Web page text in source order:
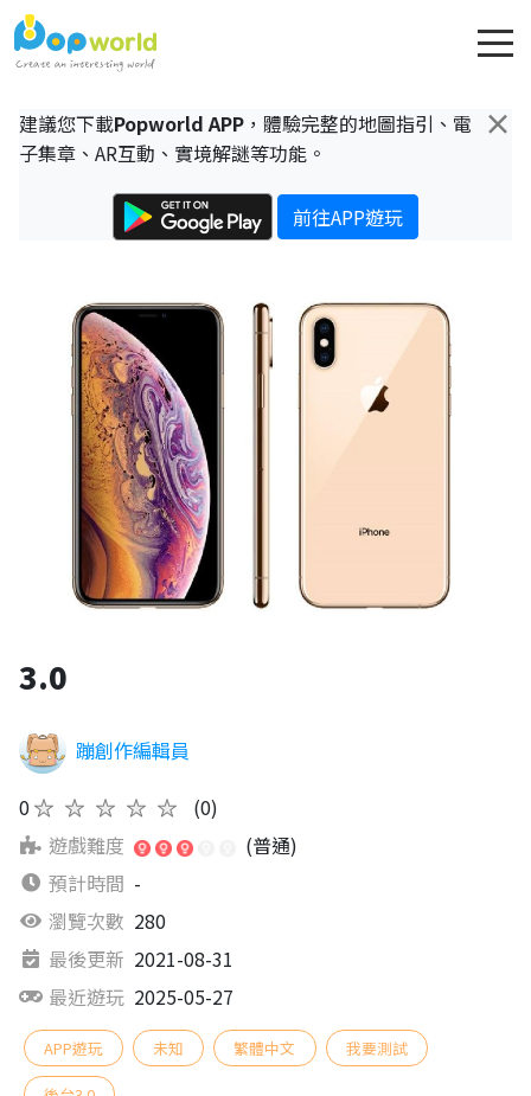
×
建議您下載Popworld APP ，體驗完整的地圖指引、電
子集章、AR互動、實境解謎等功能。
前往APP遊玩
3.0
蹦創作編輯員
0★★★★★
(0)
遊戲難度
(普通)
預計時間 -
瀏覽次數 280
最後更新 2021-08-31
最近遊玩 2025-05-27
APP遊玩 未知 繁體中文 我要測試